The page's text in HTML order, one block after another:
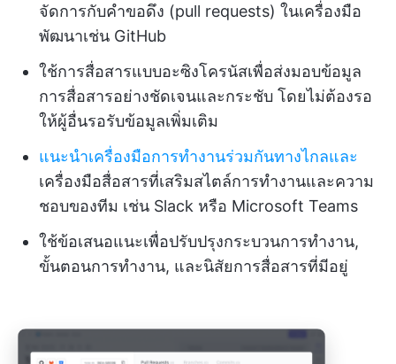
จัดการกับคำขอดึง (pull requests) ในเครื่องมือ
พัฒนาเช่น GitHub
ใช้การสื่อสารแบบอะซิงโครนัสเพื่อส่งมอบข้อมูล
การสื่อสารอย่างชัดเจนและกระชับ โดยไม่ต้องรอ
ให้ผู้อื่นรอรับข้อมูลเพิ่มเติม
แนะนำเครื่องมือการทำงานร่วมกันทางไกลและ
เครื่องมือสื่อสารที่เสริมสไตล์การทำงานและความ
ชอบของทีม เช่น Slack หรือ Microsoft Teams
ใช้ข้อเสนอแนะเพื่อปรับปรุงกระบวนการทำงาน,
ขั้นตอนการทำงาน, และนิสัยการสื่อสารที่มีอยู่